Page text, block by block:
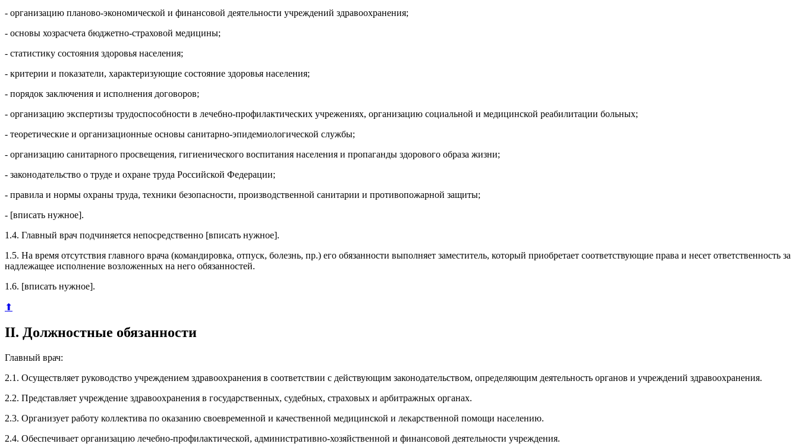
- организацию планово-экономической и финансовой деятельности учреждений здравоохранения;
- основы хозрасчета бюджетно-страховой медицины;
- статистику состояния здоровья населения;
- критерии и показатели, характеризующие состояние здоровья населения;
- порядок заключения и исполнения договоров;
- организацию экспертизы трудоспособности в лечебно-профилактических учрежениях, организацию социальной и медицинской реабилитации больных;
- теоретические и организационные основы санитарно-эпидемиологической службы;
- организацию санитарного просвещения, гигиенического воспитания населения и пропаганды здорового образа жизни;
- законодательство о труде и охране труда Российской Федерации;
- правила и нормы охраны труда, техники безопасности, производственной санитарии и противопожарной защиты;
- [вписать нужное].
1.4. Главный врач подчиняется непосредственно [вписать нужное].
1.5. На время отсутствия главного врача (командировка, отпуск, болезнь, пр.) его обязанности выполняет заместитель, который приобретает соответствующие права и несет ответственность за
надлежащее исполнение возложенных на него обязанностей.
1.6. [вписать нужное].
⬆
II. Должностные обязанности
Главный врач:
2.1. Осуществляет руководство учреждением здравоохранения в соответствии с действующим законодательством, определяющим деятельность органов и учреждений здравоохранения.
2.2. Представляет учреждение здравоохранения в государственных, судебных, страховых и арбитражных органах.
2.3. Организует работу коллектива по оказанию своевременной и качественной медицинской и лекарственной помощи населению.
2.4. Обеспечивает организацию лечебно-профилактической, административно-хозяйственной и финансовой деятельности учреждения.